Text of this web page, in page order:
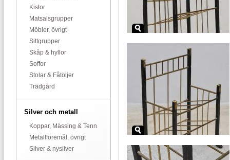
Kistor
Matsalsgrupper
Möbler, övrigt
Sittgrupper
Skåp & hyllor
Soffor
Stolar & Fåtöljer
Trädgård
Silver och metall
Koppar, Mässing & Tenn
Metallföremål, övrigt
Silver & nysilver